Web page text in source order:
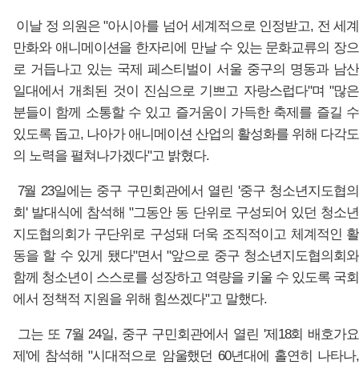
이날 정 의원은 "아시아를 넘어 세계적으로 인정받고, 전 세계
만화와 애니메이션을 한자리에 만날 수 있는 문화교류의 장으
로 거듭나고 있는 국제 페스티벌이 서울 중구의 명동과 남산
일대에서 개최된 것이 진심으로 기쁘고 자랑스럽다"며 "많은
분들이 함께 소통할 수 있고 즐거움이 가득한 축제를 즐길 수
있도록 돕고, 나아가 애니메이션 산업의 활성화를 위해 다각도
의 노력을 펼쳐나가겠다"고 밝혔다.
7월 23일에는 중구 구민회관에서 열린 '중구 청소년지도협의
회' 발대식에 참석해 "그동안 동 단위로 구성되어 있던 청소년
지도협의회가 구단위로 구성돼 더욱 조직적이고 체계적인 활
동을 할 수 있게 됐다"면서 "앞으로 중구 청소년지도협의회와
함께 청소년이 스스로를 성장하고 역량을 키울 수 있도록 국회
에서 정책적 지원을 위해 힘쓰겠다"고 말했다.
그는 또 7월 24일, 중구 구민회관에서 열린 '제18회 배호가요
제'에 참석해 "시대적으로 암울했던 60년대에 홀연히 나타나,